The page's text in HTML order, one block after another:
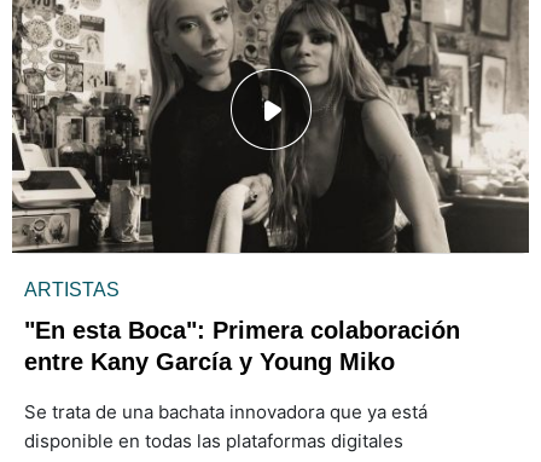
ARTISTAS
"En esta Boca": Primera colaboración
entre Kany García y Young Miko
Se trata de una bachata innovadora que ya está
disponible en todas las plataformas digitales